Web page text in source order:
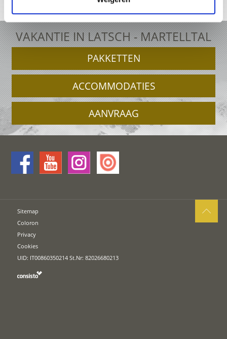
VAKANTIE IN LATSCH - MARTELLTAL
PAKKETTEN
ACCOMMODATIES
AANVRAAG
Sitemap
Coloron
Privacy
Cookies
UID: IT00860350214 St.Nr: 82026680213